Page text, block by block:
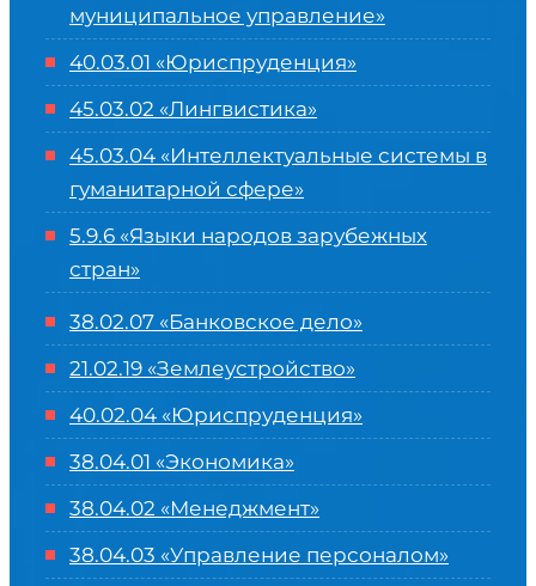
муниципальное управление»
40.03.01 «Юриспруденция»
45.03.02 «Лингвистика»
45.03.04 «Интеллектуальные системы в
гуманитарной сфере»
5.9.6 «Языки народов зарубежных
стран»
38.02.07 «Банковское дело»
21.02.19 «Землеустройство»
40.02.04 «Юриспруденция»
38.04.01 «Экономика»
38.04.02 «Менеджмент»
38.04.03 «Управление персоналом»